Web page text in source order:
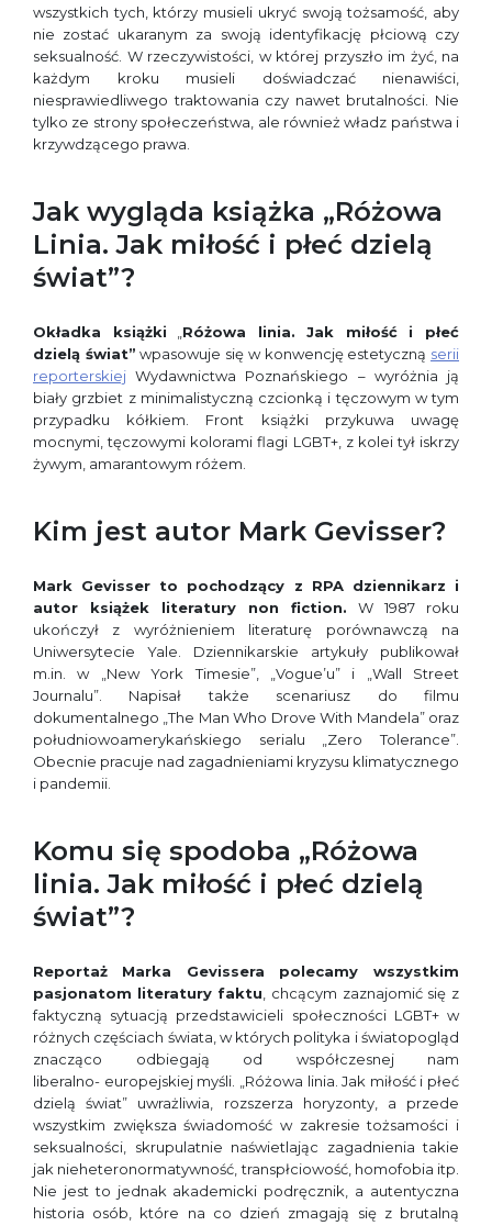
wszystkich tych, którzy musieli ukryć swoją tożsamość, aby
nie zostać ukaranym za swoją identyfikację płciową czy
seksualność. W rzeczywistości, w której przyszło im żyć, na
każdym kroku musieli doświadczać nienawiści,
niesprawiedliwego traktowania czy nawet brutalności. Nie
tylko ze strony społeczeństwa, ale również władz państwa i
krzywdzącego prawa.
Jak wygląda książka „Różowa
Linia. Jak miłość i płeć dzielą
świat”?
Okładka książki
Różowa linia. Jak miłość i płeć
dzielą świat” wpasowuje się w konwencję estetyczną serii
reporterskiej Wydawnictwa Poznańskiego – wyróżnia ją
biały grzbiet z minimalistyczną czcionką i tęczowym w tym
przypadku kółkiem. Front książki przykuwa uwagę
mocnymi, tęczowymi kolorami flagi LGBT+, z kolei tył iskrzy
żywym, amarantowym różem.
Kim jest autor Mark Gevisser?
Mark Gevisser to pochodzący z RPA dziennikarz i
autor książek literatury non fiction. W 1987 roku
ukończył z wyróżnieniem literaturę porównawczą na
Uniwersytecie Yale. Dziennikarskie artykuły publikował
m.in. w „New York Timesie”, „Vogue’u” i „Wall Street
Journalu”. Napisał także scenariusz do filmu
dokumentalnego „The Man Who Drove With Mandela” oraz
południowoamerykańskiego serialu „Zero Tolerance”.
Obecnie pracuje nad zagadnieniami kryzysu klimatycznego
i pandemii.
Komu się spodoba „Różowa
linia. Jak miłość i płeć dzielą
świat”?
Reportaż Marka Gevissera
polecamy wszystkim
pasjonatom literatury faktu , chcącym zaznajomić się z
faktyczną sytuacją przedstawicieli społeczności LGBT+ w
różnych częściach świata, w których polityka i światopogląd
znacząco odbiegają od współczesnej nam
liberalno- europejskiej myśli. „Różowa linia. Jak miłość i płeć
dzielą świat” uwrażliwia, rozszerza horyzonty, a przede
wszystkim zwiększa świadomość w zakresie tożsamości i
seksualności, skrupulatnie naświetlając zagadnienia takie
jak nieheteronormatywność, transpłciowość, homofobia itp.
Nie jest to jednak akademicki podręcznik, a autentyczna
historia osób, które na co dzień zmagają się z brutalną